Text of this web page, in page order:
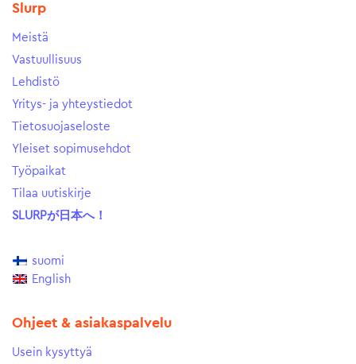
Slurp
Meistä
Vastuullisuus
Lehdistö
Yritys- ja yhteystiedot
Tietosuojaseloste
Yleiset sopimusehdot
Työpaikat
Tilaa uutiskirje
SLURPが日本へ！
suomi
English
Ohjeet & asiakaspalvelu
Usein kysyttyä